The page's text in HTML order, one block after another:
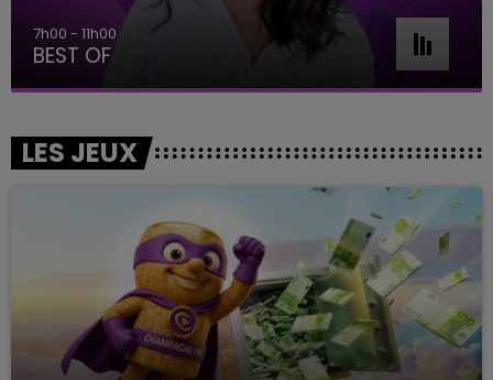
7h00 - 11h00
BEST OF
LES JEUX